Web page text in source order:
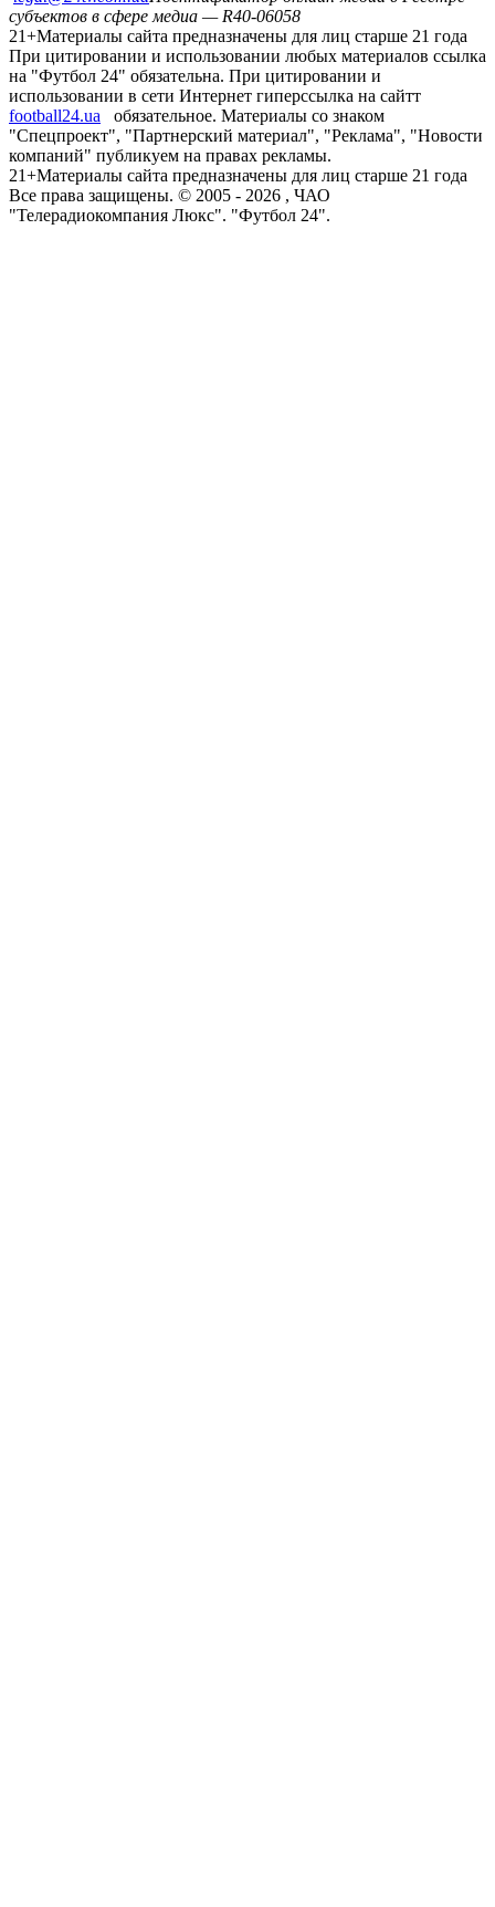
субъектов в сфере медиа — R40-06058
21+Материалы сайта предназначены для лиц старше 21 года
При цитировании и использовании любых материалов ссылка
на "Футбол 24" обязательна. При цитировании и
использовании в сети Интернет гиперссылка на сайтт
football24.ua
обязательное. Материалы со знаком
"Спецпроект", "Партнерский материал", "Реклама", "Новости
компаний" публикуем на правах рекламы.
21+Материалы сайта предназначены для лиц старше 21 года
Все права защищены. © 2005 - 2026 , ЧАО
"Телерадиокомпания Люкс". "Футбол 24".